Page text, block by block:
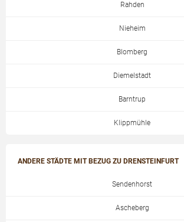
Rahden
Nieheim
Blomberg
Diemelstadt
Barntrup
Klippmühle
ANDERE STÄDTE MIT BEZUG ZU DRENSTEINFURT
Sendenhorst
Ascheberg